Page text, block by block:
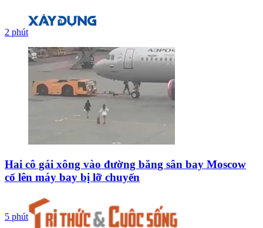
2 phút
Hai cô gái xông vào đường băng sân bay Moscow
cố lên máy bay bị lỡ chuyến
5 phút